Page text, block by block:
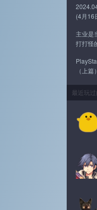
(4月16
主业是
打打怪
（上
最近玩